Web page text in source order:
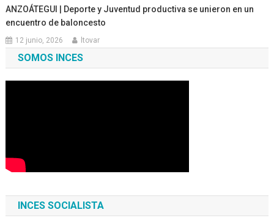
ANZOÁTEGUI | Deporte y Juventud productiva se unieron en un
encuentro de baloncesto
12 junio, 2026 ltovar
SOMOS INCES
INCES SOCIALISTA